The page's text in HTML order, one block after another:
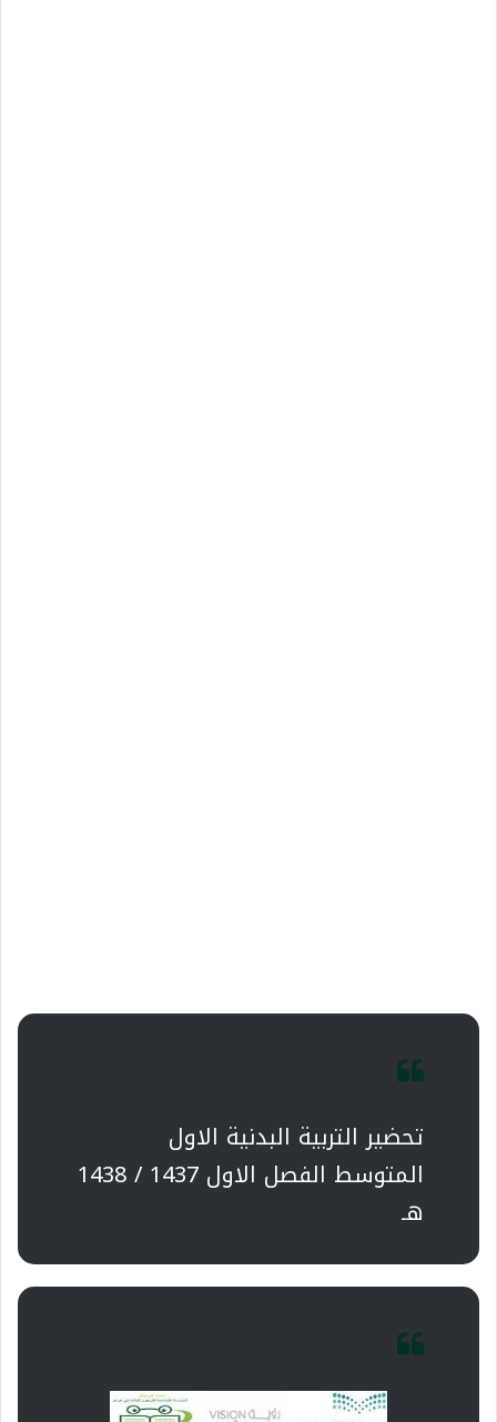
تحضير التربية البدنية الاول
المتوسط الفصل الاول 1437 / 1438
هـ